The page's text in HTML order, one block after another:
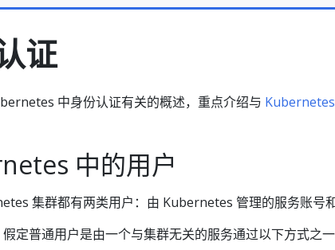
证
中身份认证有关的概述，重点介绍与
中的用户
集群都有两类用户：由 Kubernetes 管理的服务账号和
定普通用户是由一个与集群无关的服务通过以下方式之一